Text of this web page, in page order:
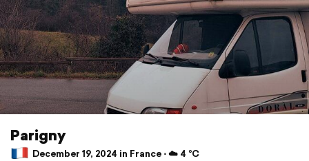
Parigny
December 19, 2024 in France ⋅ ☁️ 4 °C